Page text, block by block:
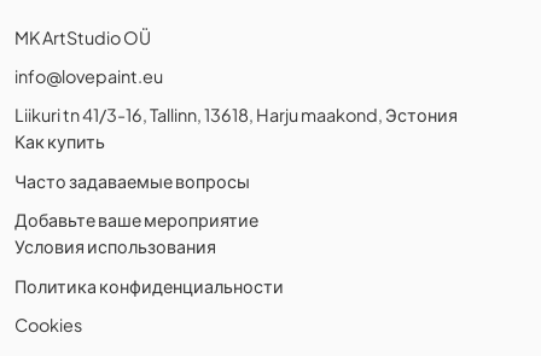
MK ArtStudio OÜ
info@lovepaint.eu
Liikuri tn 41/3-16, Tallinn, 13618, Harju maakond, Эстония
Как купить
Часто задаваемые вопросы
Добавьте ваше мероприятие
Условия использования
Политика конфиденциальности
Cookies